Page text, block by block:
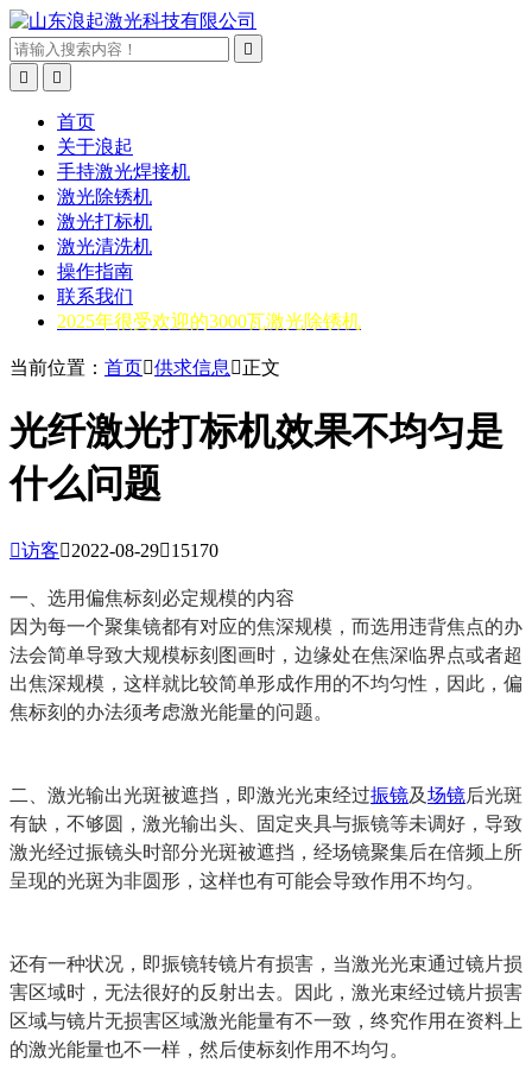



首页
关于浪起
手持激光焊接机
激光除锈机
激光打标机
激光清洗机
操作指南
联系我们
2025年很受欢迎的3000瓦激光除锈机
当前位置： 首页供求信息 正文
光纤激光打标机效果不均匀是
什么问题
访客2022-08-2915170
一、选用偏焦标刻必定规模的内容
因为每一个聚集镜都有对应的焦深规模，而选用违背焦点的办
法会简单导致大规模标刻图画时，边缘处在焦深临界点或者超
出焦深规模，这样就比较简单形成作用的不均匀性，因此，偏
焦标刻的办法须考虑激光能量的问题。
二、激光输出光斑被遮挡，即激光光束经过振镜及场镜后光斑
有缺，不够圆，激光输出头、固定夹具与振镜等未调好，导致
激光经过振镜头时部分光斑被遮挡，经场镜聚集后在倍频上所
呈现的光斑为非圆形，这样也有可能会导致作用不均匀。
还有一种状况，即振镜转镜片有损害，当激光光束通过镜片损
害区域时，无法很好的反射出去。因此，激光束经过镜片损害
区域与镜片无损害区域激光能量有不一致，终究作用在资料上
的激光能量也不一样，然后使标刻作用不均匀。